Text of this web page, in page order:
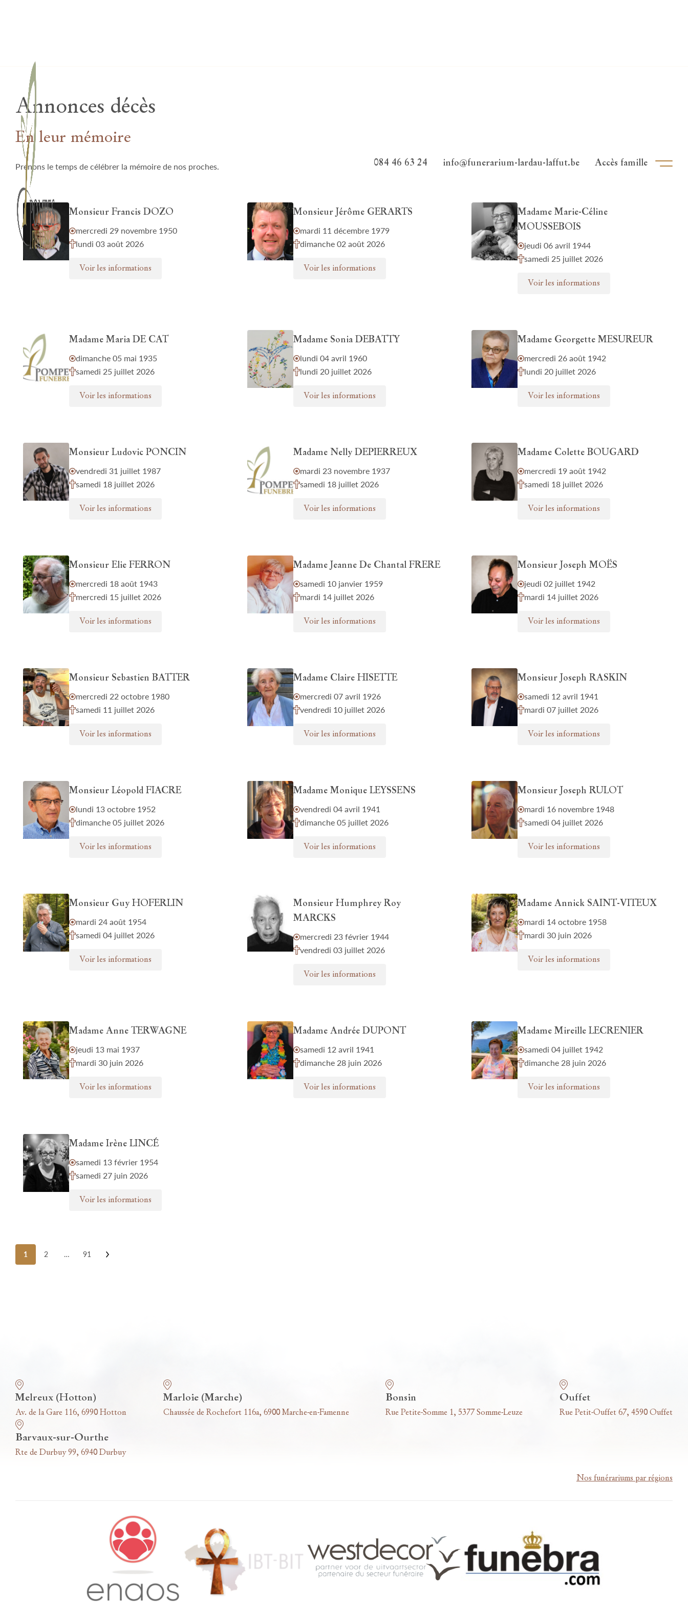
084 46 63 24 info@funerarium-lardau-laffut.be Accès famille
Annonces décès
En leur mémoire
Prenons le temps de célébrer la mémoire de nos proches.
Monsieur Francis DOZO
mercredi 29 novembre 1950
lundi 03 août 2026
Voir les informations
Monsieur Jérôme GERARTS
mardi 11 décembre 1979
dimanche 02 août 2026
Voir les informations
Madame Marie-Céline
MOUSSEBOIS
jeudi 06 avril 1944
samedi 25 juillet 2026
Voir les informations
Madame Maria DE CAT
dimanche 05 mai 1935
samedi 25 juillet 2026
Voir les informations
Madame Sonia DEBATTY
lundi 04 avril 1960
lundi 20 juillet 2026
Voir les informations
Madame Georgette MESUREUR
mercredi 26 août 1942
lundi 20 juillet 2026
Voir les informations
Monsieur Ludovic PONCIN
vendredi 31 juillet 1987
samedi 18 juillet 2026
Voir les informations
Madame Nelly DEPIERREUX
mardi 23 novembre 1937
samedi 18 juillet 2026
Voir les informations
Madame Colette BOUGARD
mercredi 19 août 1942
samedi 18 juillet 2026
Voir les informations
Monsieur Elie FERRON
mercredi 18 août 1943
mercredi 15 juillet 2026
Voir les informations
Madame Jeanne De Chantal FRERE
samedi 10 janvier 1959
mardi 14 juillet 2026
Voir les informations
Monsieur Joseph MOËS
jeudi 02 juillet 1942
mardi 14 juillet 2026
Voir les informations
Monsieur Sebastien BATTER
mercredi 22 octobre 1980
samedi 11 juillet 2026
Voir les informations
Madame Claire HISETTE
mercredi 07 avril 1926
vendredi 10 juillet 2026
Voir les informations
Monsieur Joseph RASKIN
samedi 12 avril 1941
mardi 07 juillet 2026
Voir les informations
Monsieur Léopold FIACRE
lundi 13 octobre 1952
dimanche 05 juillet 2026
Voir les informations
Madame Monique LEYSSENS
vendredi 04 avril 1941
dimanche 05 juillet 2026
Voir les informations
Monsieur Joseph RULOT
mardi 16 novembre 1948
samedi 04 juillet 2026
Voir les informations
Monsieur Guy HOFERLIN
mardi 24 août 1954
samedi 04 juillet 2026
Voir les informations
Monsieur Humphrey Roy
MARCKS
mercredi 23 février 1944
vendredi 03 juillet 2026
Voir les informations
Madame Annick SAINT-VITEUX
mardi 14 octobre 1958
mardi 30 juin 2026
Voir les informations
Madame Anne TERWAGNE
jeudi 13 mai 1937
mardi 30 juin 2026
Voir les informations
Madame Andrée DUPONT
samedi 12 avril 1941
dimanche 28 juin 2026
Voir les informations
Madame Mireille LECRENIER
samedi 04 juillet 1942
dimanche 28 juin 2026
Voir les informations
Madame Irène LINCÉ
samedi 13 février 1954
samedi 27 juin 2026
Voir les informations
Posts
pagination
1 2 … 91
Melreux (Hotton)
Av. de la Gare 116, 6990 Hotton
Marloie (Marche)
Chaussée de Rochefort 116a, 6900 Marche-en-Famenne
Bonsin
Rue Petite-Somme 1, 5377 Somme-Leuze
Ouffet
Rue Petit-Ouffet 67, 4590 Ouffet
Barvaux-sur-Ourthe
Rte de Durbuy 99, 6940 Durbuy
Nos funérariums par régions